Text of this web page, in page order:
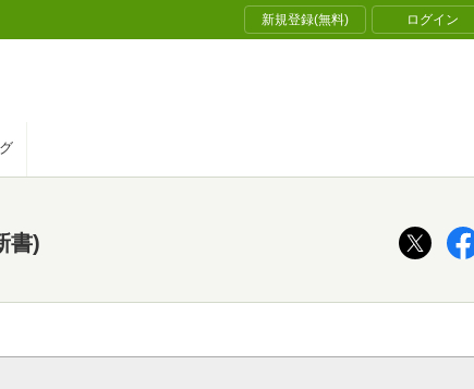
新規登録(無料) ログイン
書)